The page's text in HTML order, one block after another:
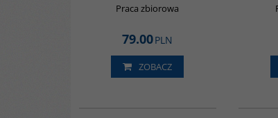
Praca zbiorowa
79.00PLN
ZOBACZ